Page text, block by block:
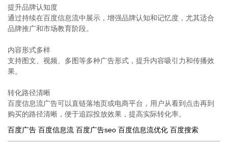
提升品牌认知度
通过持续在百度信息流中展示，增强品牌认知和记忆度，尤其适合
品牌推广和市场教育阶段。
内容形式多样
支持图文、视频、多图等多种广告形式，提升内容吸引力和传播效
果。
转化路径清晰
百度信息流广告可以直链落地页或电商平台，用户从看到点击再到
购买的路径清晰，便于追踪投放效果，提高实际转化率。
百度广告 百度信息流 百度广告seo 百度信息流优化 百度搜索